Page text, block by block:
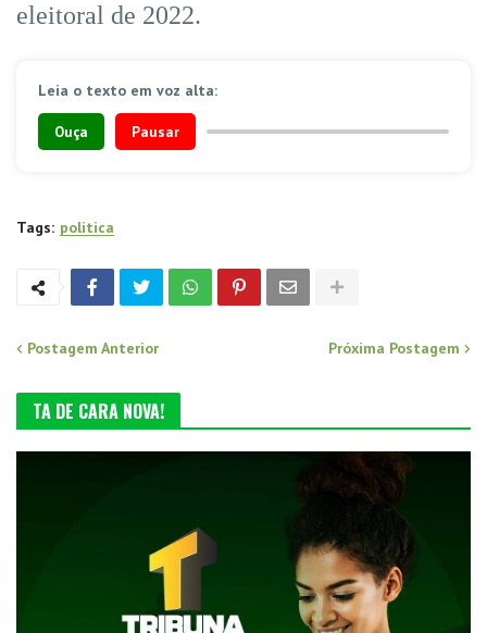
eleitoral de 2022.
Leia o texto em voz alta:
Ouça Pausar
Tags: politica
Postagem Anterior Próxima Postagem
TA DE CARA NOVA!